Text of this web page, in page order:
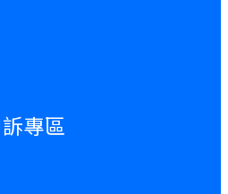
專區